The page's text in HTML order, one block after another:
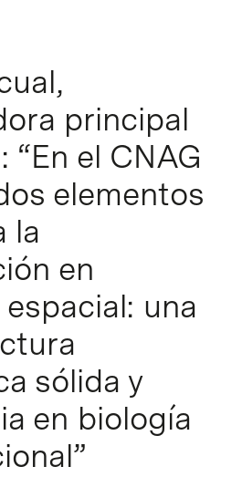
principal
“En el CNAG
elementos
la
en
una
sólida y
en biología